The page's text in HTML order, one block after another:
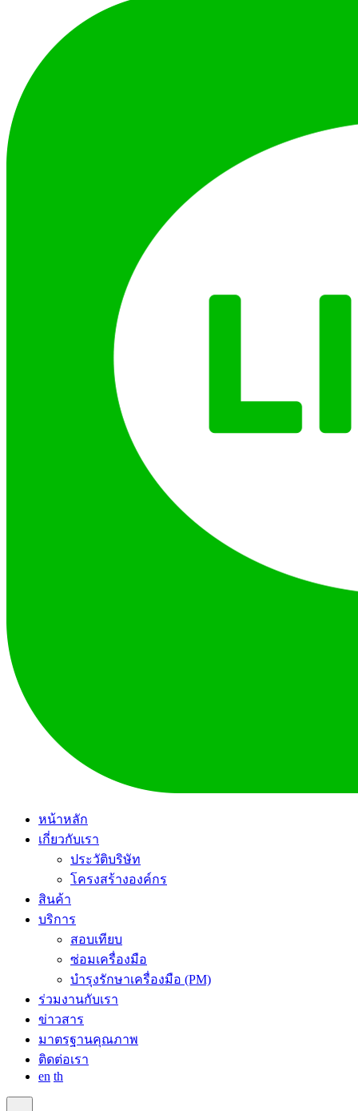
หน้าหลัก
เกี่ยวกับเรา
ประวัติบริษัท
โครงสร้างองค์กร
สินค้า
บริการ
สอบเทียบ
ซ่อมเครื่องมือ
บำรุงรักษาเครื่องมือ (PM)
ร่วมงานกับเรา
ข่าวสาร
มาตรฐานคุณภาพ
ติดต่อเรา
en th